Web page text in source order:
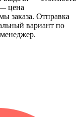
— цена
заказа. Отправка
вариант по